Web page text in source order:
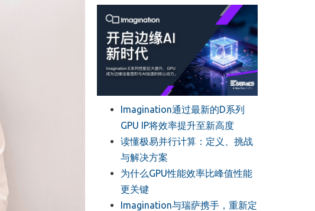
Imagination通过最新的D系列
GPU IP将效率提升至新高度
读懂极易并行计算：定义、挑战
与解决方案
​为什么GPU性能效率比峰值性能
更关键
​Imagination与瑞萨携手，重新定